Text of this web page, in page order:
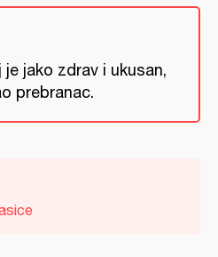
jako zdrav i ukusan,
prebranac.